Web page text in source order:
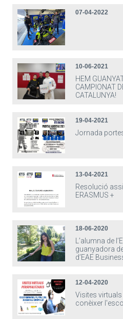
07-04-2022
10-06-2021
HEM
CAMPIONAT
CATALUNYA!
19-04-2021
Jornada portes
13-04-2021
Resolució
ERASMUS +
18-06-2020
L’alumna de
guanyadora
d’EAE
12-04-2020
Visites
conèixer